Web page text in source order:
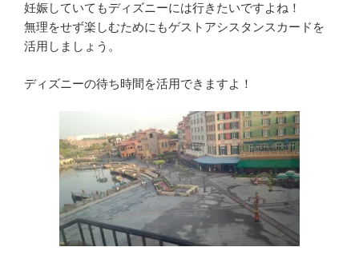
妊娠していてもディズニーには行きたいですよね！
無理をせず楽しむためにもゲストアシスタンスカードを
活用しましょう。
ディズニーの待ち時間を活用できますよ！